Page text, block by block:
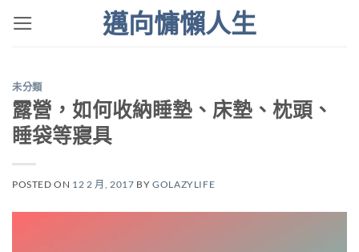
邁向慵懶人生
未分類
露營，如何收納睡墊、床墊、枕頭、
睡袋等寢具
POSTED ON 12 2 月, 2017 BYGOLAZYLIFE